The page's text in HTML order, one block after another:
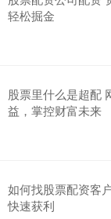
轻松掘金
股票里什么是超配
益，掌控财富未来
如何找股票配资客
快速获利